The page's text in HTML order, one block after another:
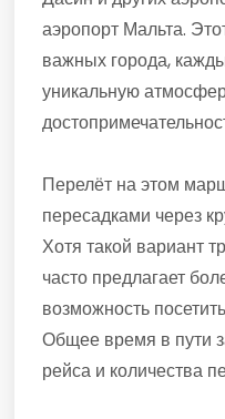
аэропорт Мальта.
важных города,
уникальную
Перелёт на этом
пересадками через
Хотя такой вариант
часто предлагает
возможность
Общее время в пути
рейса и количества